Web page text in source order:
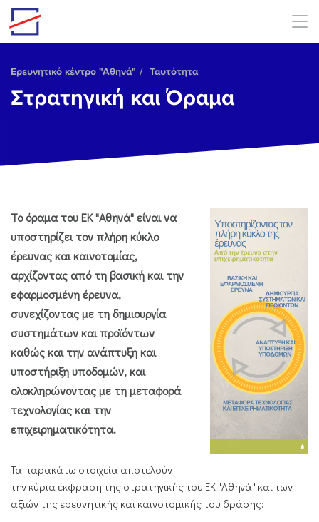
Skip to main content
Ερευνητικό κέντρο "Αθηνά" Ταυτότητα
Στρατηγική και Όραμα
Το όραμα του ΕΚ "Αθηνά" είναι να
υποστηρίζει τον πλήρη κύκλο
έρευνας και καινοτομίας,
αρχίζοντας από τη βασική και την
εφαρμοσμένη έρευνα,
συνεχίζοντας με τη δημιουργία
συστημάτων και προϊόντων
καθώς και την ανάπτυξη και
υποστήριξη υποδομών, και
ολοκληρώνοντας με τη μεταφορά
τεχνολογίας και την
επιχειρηματικότητα.
Τα παρακάτω στοιχεία αποτελούν
την κύρια έκφραση της στρατηγικής του ΕΚ "Αθηνά" και των
αξιών της ερευνητικής και καινοτομικής του δράσης: